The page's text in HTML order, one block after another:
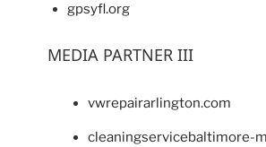
gpsyfl.org
MEDIA PARTNER III
vwrepairarlington.com
cleaningservicebaltimore-